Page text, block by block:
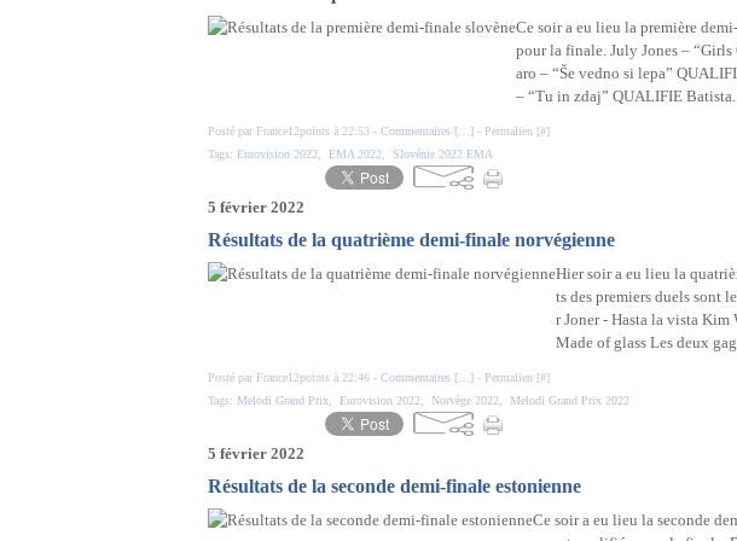
Ce soir a eu lieu la première
pour la finale. July Jones –
aro – “Še vedno si lepa”
– “Tu in zdaj” QUALIFIE
Posté par France12points à 22:53 - Commentaires [ ] - Permalien [#]
Tags: Eurovision 2022 EMA 2022 Slovénie 2022 EMA
5 février 2022
Résultats de la quatrième demi-finale norvégienne
Hier soir a eu lieu la
ts des premiers duels sont
r Joner - Hasta la vista
Made of glass Les deux
Posté par France12points à 22:46 - Commentaires [ ] - Permalien [#]
Tags: Melodi Grand Prix Eurovision 2022 Norvège 2022 Melodi Grand Prix 2022
5 février 2022
Résultats de la seconde demi-finale estonienne
Ce soir a eu lieu la seconde